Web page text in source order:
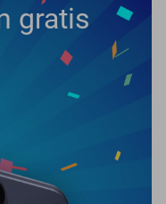
gratis